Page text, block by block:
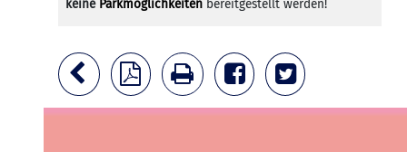
keine Parkmöglichkeiten bereitgestellt werden!